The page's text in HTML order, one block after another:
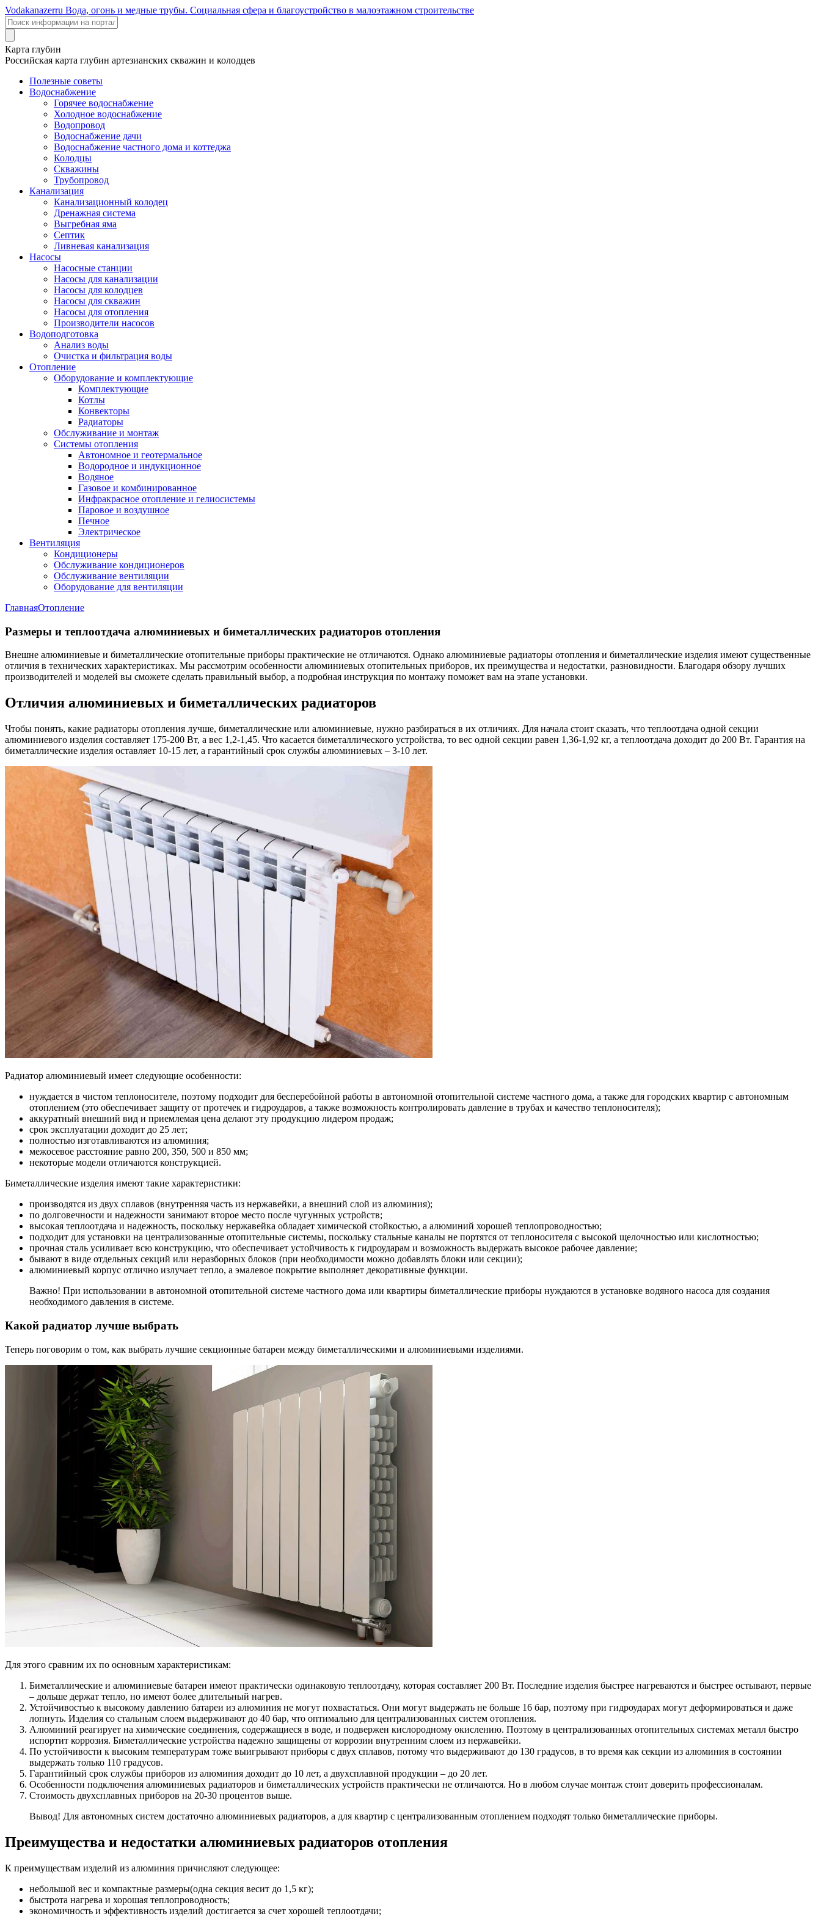
Vodakanazerru Вода, огонь и медные трубы. Социальная сфера и благоустройство в малоэтажном строительстве
Карта глубин
Российская карта глубин артезианских скважин и колодцев
Полезные советы
Водоснабжение
Горячее водоснабжение
Холодное водоснабжение
Водопровод
Водоснабжение дачи
Водоснабжение частного дома и коттеджа
Колодцы
Скважины
Трубопровод
Канализация
Канализационный колодец
Дренажная система
Выгребная яма
Септик
Ливневая канализация
Насосы
Насосные станции
Насосы для канализации
Насосы для колодцев
Насосы для скважин
Насосы для отопления
Производители насосов
Водоподготовка
Анализ воды
Очистка и фильтрация воды
Отопление
Оборудование и комплектующие
Комплектующие
Котлы
Конвекторы
Радиаторы
Обслуживание и монтаж
Системы отопления
Автономное и геотермальное
Водородное и индукционное
Водяное
Газовое и комбинированное
Инфракрасное отопление и гелиосистемы
Паровое и воздушное
Печное
Электрическое
Вентиляция
Кондиционеры
Обслуживание кондиционеров
Обслуживание вентиляции
Оборудование для вентиляции
ГлавнаяОтопление
Размеры и теплоотдача алюминиевых и биметаллических радиаторов отопления
Внешне алюминиевые и биметаллические отопительные приборы практические не отличаются. Однако алюминиевые радиаторы отопления и биметаллические изделия имеют существенные
отличия в технических характеристиках. Мы рассмотрим особенности алюминиевых отопительных приборов, их преимущества и недостатки, разновидности. Благодаря обзору лучших
производителей и моделей вы сможете сделать правильный выбор, а подробная инструкция по монтажу поможет вам на этапе установки.
Отличия алюминиевых и биметаллических радиаторов
Чтобы понять, какие радиаторы отопления лучше, биметаллические или алюминиевые, нужно разбираться в их отличиях. Для начала стоит сказать, что теплоотдача одной секции
алюминиевого изделия составляет 175-200 Вт, а вес 1,2-1,45. Что касается биметаллического устройства, то вес одной секции равен 1,36-1,92 кг, а теплоотдача доходит до 200 Вт. Гарантия на
биметаллические изделия оставляет 10-15 лет, а гарантийный срок службы алюминиевых – 3-10 лет.
Радиатор алюминиевый имеет следующие особенности:
нуждается в чистом теплоносителе, поэтому подходит для бесперебойной работы в автономной отопительной системе частного дома, а также для городских квартир с автономным
отоплением (это обеспечивает защиту от протечек и гидроударов, а также возможность контролировать давление в трубах и качество теплоносителя);
аккуратный внешний вид и приемлемая цена делают эту продукцию лидером продаж;
срок эксплуатации доходит до 25 лет;
полностью изготавливаются из алюминия;
межосевое расстояние равно 200, 350, 500 и 850 мм;
некоторые модели отличаются конструкцией.
Биметаллические изделия имеют такие характеристики:
производятся из двух сплавов (внутренняя часть из нержавейки, а внешний слой из алюминия);
по долговечности и надежности занимают второе место после чугунных устройств;
высокая теплоотдача и надежность, поскольку нержавейка обладает химической стойкостью, а алюминий хорошей теплопроводностью;
подходит для установки на централизованные отопительные системы, поскольку стальные каналы не портятся от теплоносителя с высокой щелочностью или кислотностью;
прочная сталь усиливает всю конструкцию, что обеспечивает устойчивость к гидроударам и возможность выдержать высокое рабочее давление;
бывают в виде отдельных секций или неразборных блоков (при необходимости можно добавлять блоки или секции);
алюминиевый корпус отлично излучает тепло, а эмалевое покрытие выполняет декоративные функции.
Важно! При использовании в автономной отопительной системе частного дома или квартиры биметаллические приборы нуждаются в установке водяного насоса для создания
необходимого давления в системе.
Какой радиатор лучше выбрать
Теперь поговорим о том, как выбрать лучшие секционные батареи между биметаллическими и алюминиевыми изделиями.
Для этого сравним их по основным характеристикам:
Биметаллические и алюминиевые батареи имеют практически одинаковую теплоотдачу, которая составляет 200 Вт. Последние изделия быстрее нагреваются и быстрее остывают, первые
– дольше держат тепло, но имеют более длительный нагрев.
Устойчивостью к высокому давлению батареи из алюминия не могут похвастаться. Они могут выдержать не больше 16 бар, поэтому при гидроударах могут деформироваться и даже
лопнуть. Изделия со стальным слоем выдерживают до 40 бар, что оптимально для централизованных систем отопления.
Алюминий реагирует на химические соединения, содержащиеся в воде, и подвержен кислородному окислению. Поэтому в централизованных отопительных системах металл быстро
испортит коррозия. Биметаллические устройства надежно защищены от коррозии внутренним слоем из нержавейки.
По устойчивости к высоким температурам тоже выигрывают приборы с двух сплавов, потому что выдерживают до 130 градусов, в то время как секции из алюминия в состоянии
выдержать только 110 градусов.
Гарантийный срок службы приборов из алюминия доходит до 10 лет, а двухсплавной продукции – до 20 лет.
Особенности подключения алюминиевых радиаторов и биметаллических устройств практически не отличаются. Но в любом случае монтаж стоит доверить профессионалам.
Стоимость двухсплавных приборов на 20-30 процентов выше.
Вывод! Для автономных систем достаточно алюминиевых радиаторов, а для квартир с централизованным отоплением подходят только биметаллические приборы.
Преимущества и недостатки алюминиевых радиаторов отопления
К преимуществам изделий из алюминия причисляют следующее:
небольшой вес и компактные размеры(одна секция весит до 1,5 кг);
быстрота нагрева и хорошая теплопроводность;
экономичность и эффективность изделий достигается за счет хорошей теплоотдачи;